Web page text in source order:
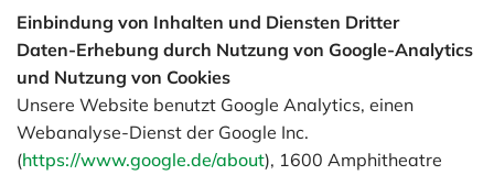
Einbindung von Inhalten und Diensten Dritter
Daten-Erhebung durch Nutzung von Google-Analytics
und Nutzung von Cookies
Unsere Website benutzt Google Analytics, einen
Webanalyse-Dienst der Google Inc.
(https://www.google.de/about), 1600 Amphitheatre